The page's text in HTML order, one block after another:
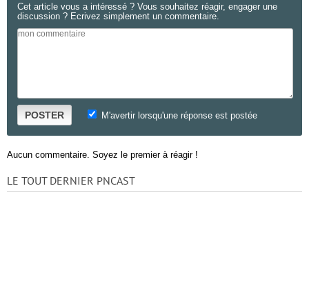
Cet article vous a intéressé ? Vous souhaitez réagir, engager une
discussion ? Ecrivez simplement un commentaire.
POSTER M'avertir lorsqu'une réponse est postée
Aucun commentaire. Soyez le premier à réagir !
LE TOUT DERNIER PNCAST